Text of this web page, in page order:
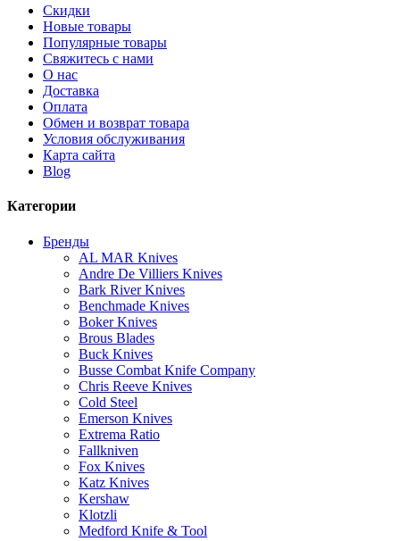
Скидки
Новые товары
Популярные товары
Свяжитесь с нами
О нас
Доставка
Оплата
Обмен и возврат товара
Условия обслуживания
Карта сайта
Blog
Категории
Бренды
AL MAR Knives
Andre De Villiers Knives
Bark River Knives
Benchmade Knives
Boker Knives
Brous Blades
Buck Knives
Busse Combat Knife Company
Chris Reeve Knives
Cold Steel
Emerson Knives
Extrema Ratio
Fallkniven
Fox Knives
Katz Knives
Kershaw
Klotzli
Medford Knife & Tool